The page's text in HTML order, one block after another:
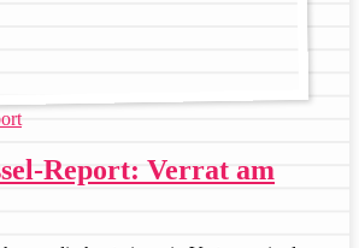
Report: Verrat am